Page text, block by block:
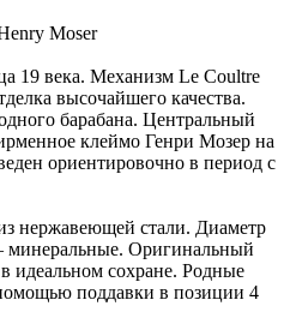
Moser
19 века. Механизм Le Coultre
высочайшего качества.
барабана. Центральный
клеймо Генри Мозер на
ориентировочно в период с
нержавеющей стали. Диаметр
минеральные. Оригинальный
идеальном сохране. Родные
поддавки в позиции 4